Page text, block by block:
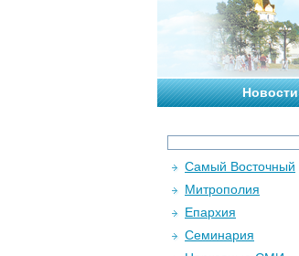
Новости
Самый Восточный
Митрополия
Епархия
Семинария